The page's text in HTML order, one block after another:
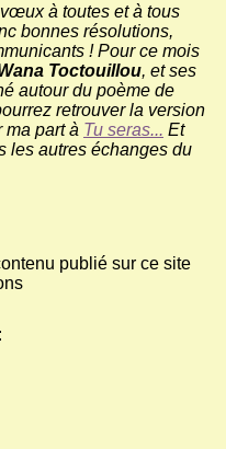
à toutes et à tous
bonnes résolutions,
! Pour ce mois
Toctouillou, et ses
autour du poème de
retrouver la version
ma part à Tu seras... Et
les autres échanges du
publié sur ce site